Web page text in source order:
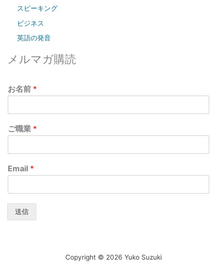
スピーキング
ビジネス
英語の発音
メルマガ購読
お名前 *
ご職業 *
Email *
送信
Copyright © 2026 Yuko Suzuki